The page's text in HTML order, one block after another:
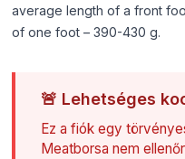
average length of a front
of one foot – 390-430 g.
🚨 Lehetséges
Ez a fiók egy
Meatborsa nem